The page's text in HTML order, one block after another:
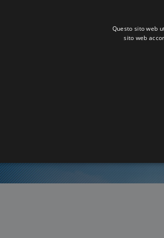
Questo sito web
sito web